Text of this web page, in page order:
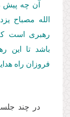
آن چه پیش
الله مصباح
رهبری است كه در
باشد تا این
فروزان راه
در چند